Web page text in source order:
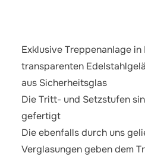
Exklusive Treppenanlage
transparenten
aus Sicherheitsglas
Die Tritt- und Setzstufen
gefertigt
Die ebenfalls durch uns
Verglasungen geben dem